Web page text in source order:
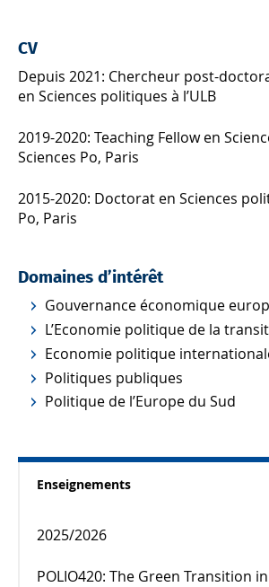
CV
Depuis 2021: Chercheur post-
en Sciences politiques à l’ULB
2019-2020: Teaching Fellow en
Sciences Po, Paris
2015-2020: Doctorat en Sciences
Po, Paris
Domaines d’intérêt
Gouvernance économique
L’Economie politique de la
Economie politique
Politiques publiques
Politique de l’Europe du Sud
Enseignements
2025/2026
POLIO420: The Green Transition